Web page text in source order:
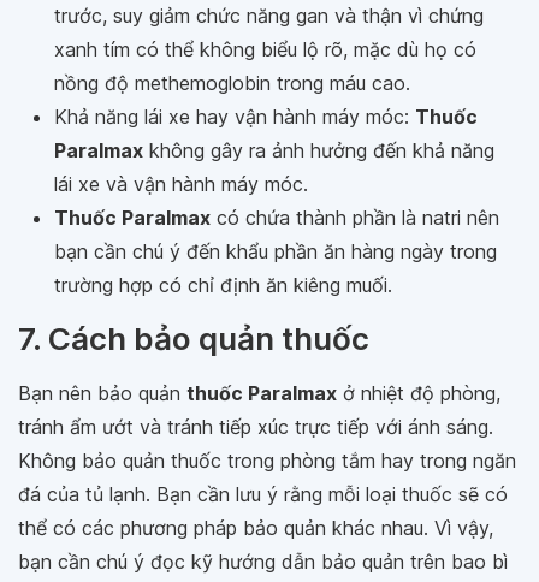
trước, suy giảm chức năng gan và thận vì chứng
xanh tím có thể không biểu lộ rõ, mặc dù họ có
nồng độ methemoglobin trong máu cao.
Khả năng lái xe hay vận hành máy móc: Thuốc
Paralmax không gây ra ảnh hưởng đến khả năng
lái xe và vận hành máy móc.
Thuốc Paralmax có chứa thành phần là natri nên
bạn cần chú ý đến khẩu phần ăn hàng ngày trong
trường hợp có chỉ định ăn kiêng muối.
7. Cách bảo quản thuốc
Bạn nên bảo quản thuốc Paralmax ở nhiệt độ phòng,
tránh ẩm ướt và tránh tiếp xúc trực tiếp với ánh sáng.
Không bảo quản thuốc trong phòng tắm hay trong ngăn
đá của tủ lạnh. Bạn cần lưu ý rằng mỗi loại thuốc sẽ có
thể có các phương pháp bảo quản khác nhau. Vì vậy,
bạn cần chú ý đọc kỹ hướng dẫn bảo quản trên bao bì